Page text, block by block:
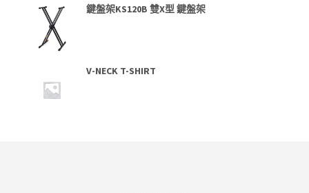
鍵盤架KS120B 雙X型 鍵盤架
V-NECK T-SHIRT